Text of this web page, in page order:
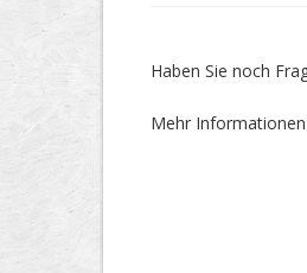
Haben Sie noch
Mehr